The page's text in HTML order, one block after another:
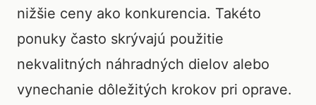
nižšie ceny ako konkurencia. Takéto
ponuky často skrývajú použitie
nekvalitných náhradných dielov alebo
vynechanie dôležitých krokov pri oprave.